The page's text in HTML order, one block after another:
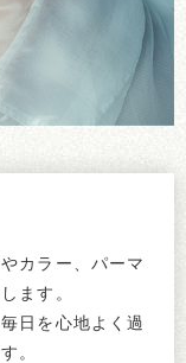
カラー、パーマ
ます。
日を心地よく過
。